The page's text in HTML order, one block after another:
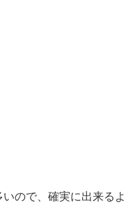
ので、確実に出来る